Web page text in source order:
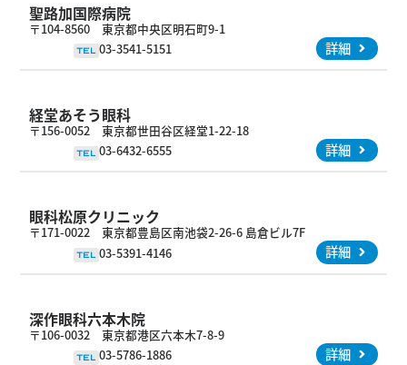
聖路加国際病院
〒104-8560 東京都中央区明石町9-1
TEL 03-3541-5151 詳細
経堂あそう眼科
〒156-0052 東京都世田谷区経堂1-22-18
TEL 03-6432-6555 詳細
眼科松原クリニック
〒171-0022 東京都豊島区南池袋2-26-6 島倉ビル7F
TEL 03-5391-4146 詳細
深作眼科六本木院
〒106-0032 東京都港区六本木7-8-9
TEL 03-5786-1886 詳細